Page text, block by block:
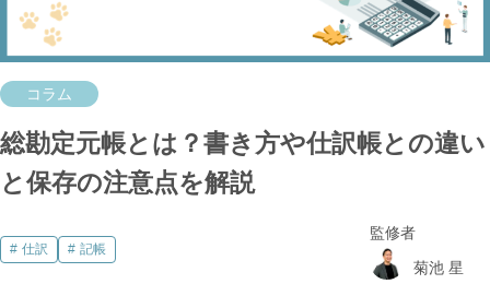
(平日 9:00-19:00)
資料ダウンロード
コラム
総勘定元帳とは？書き方や仕訳帳との違い
と保存の注意点を解説
仕訳 記帳
監修者
菊池 星